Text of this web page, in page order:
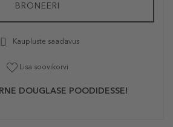
BRONEERI
Kaupluste saadavus
Lisa soovikorvi
DOUGLASE POODIDESSE!